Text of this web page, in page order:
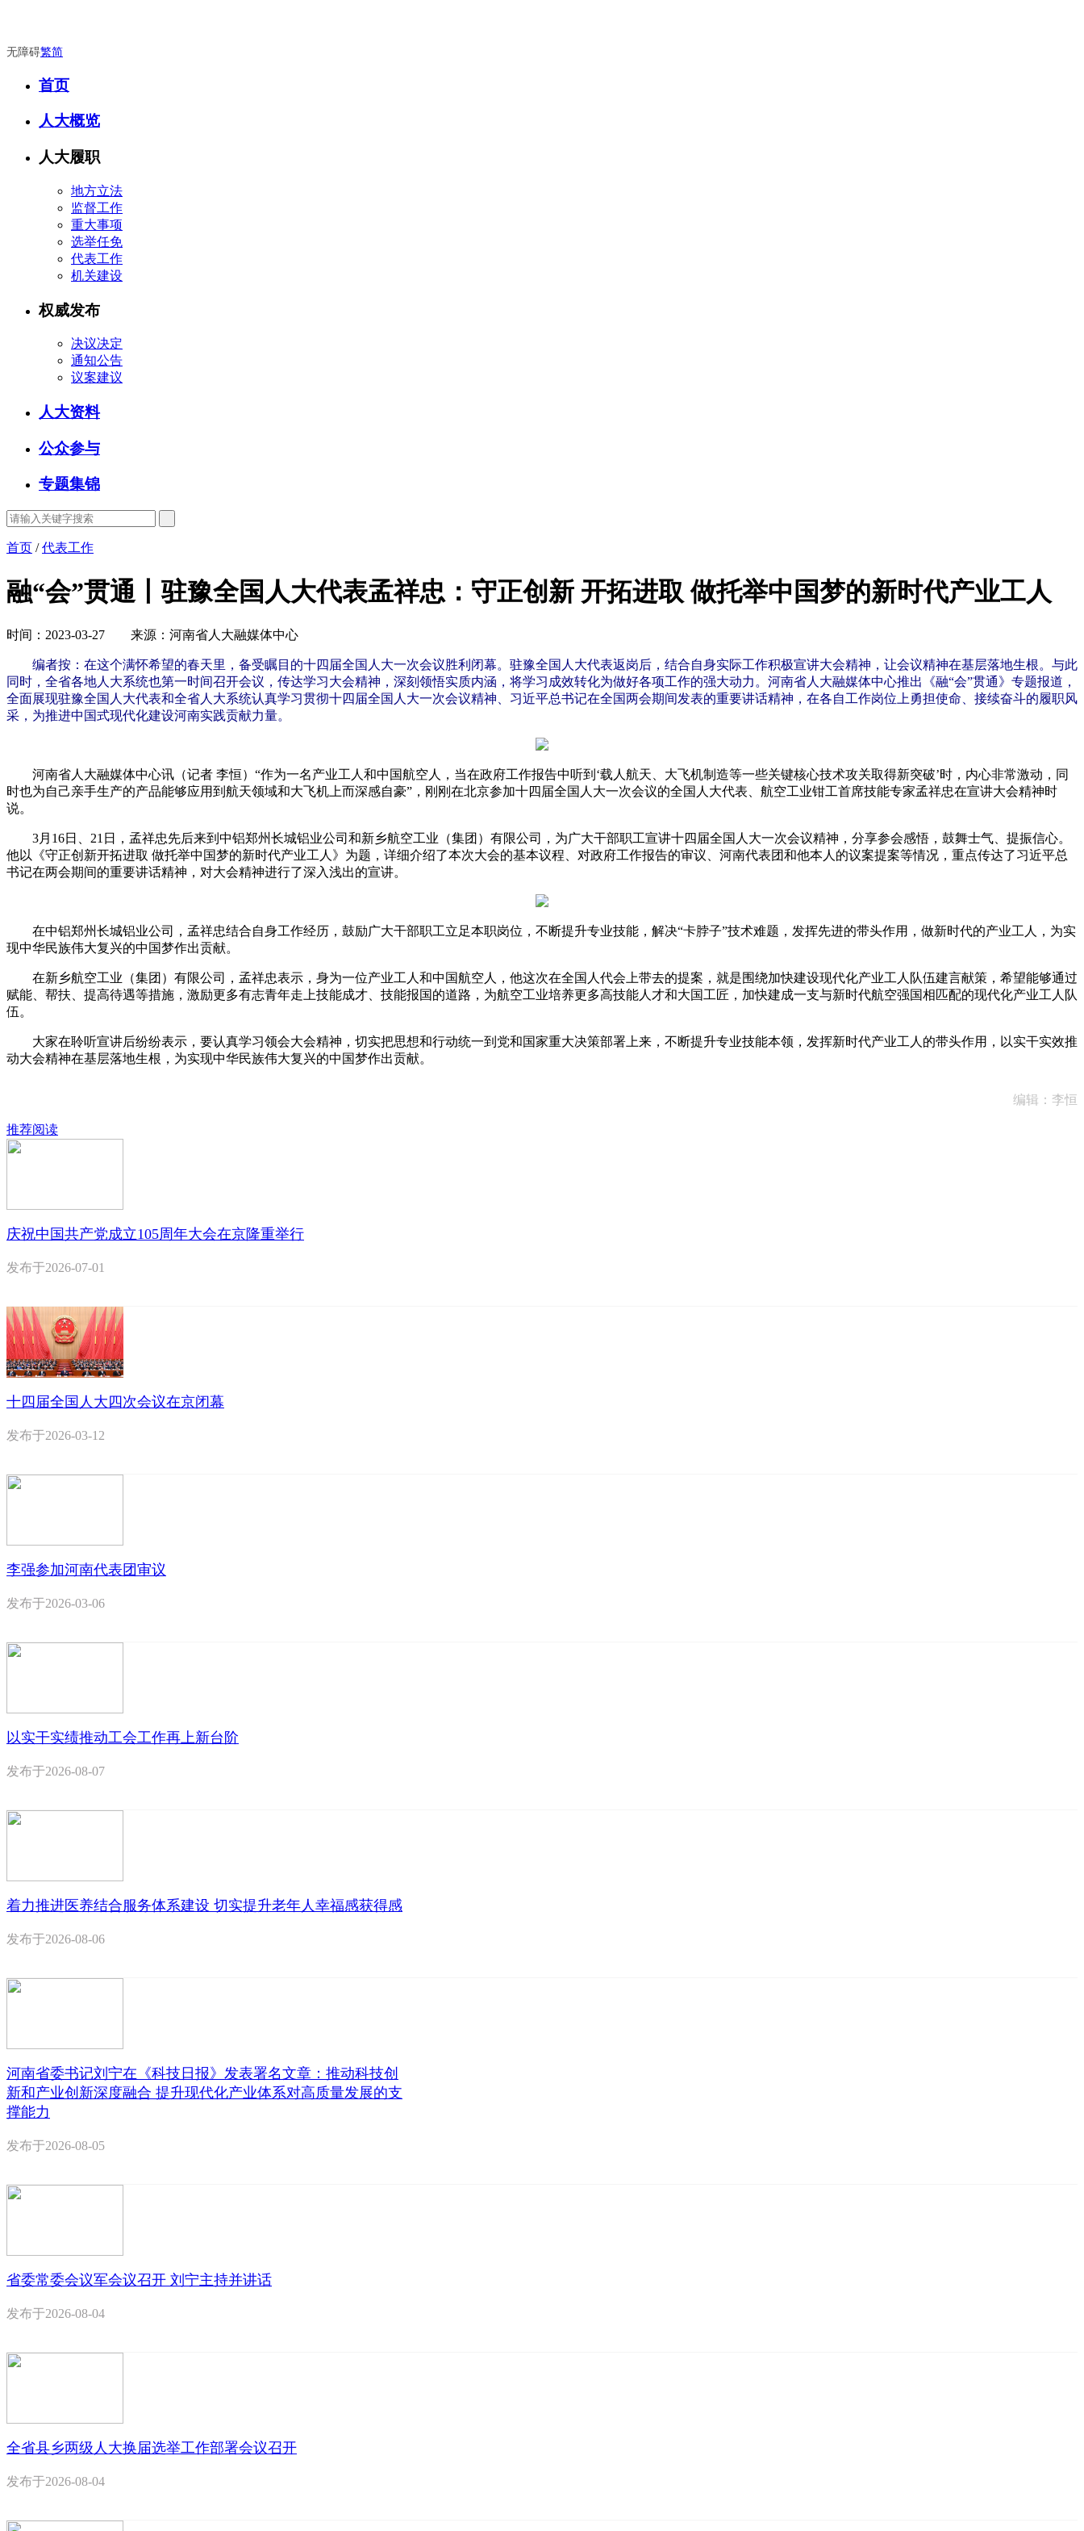
无障碍繁简
首页
人大概览
人大履职
地方立法
监督工作
重大事项
选举任免
代表工作
机关建设
权威发布
决议决定
通知公告
议案建议
人大资料
公众参与
专题集锦
首页 /代表工作
融“会”贯通丨驻豫全国人大代表孟祥忠：守正创新 开拓进取 做托举中国梦的新时代产业工人
时间：2023-03-27 来源：河南省人大融媒体中心
编者按：在这个满怀希望的春天里，备受瞩目的十四届全国人大一次会议胜利闭幕。驻豫全国人大代表返岗后，结合自身实际工作积极宣讲大会精神，让会议精神在基层落地生根。与此
同时，全省各地人大系统也第一时间召开会议，传达学习大会精神，深刻领悟实质内涵，将学习成效转化为做好各项工作的强大动力。河南省人大融媒体中心推出《融“会”贯通》专题报道，
全面展现驻豫全国人大代表和全省人大系统认真学习贯彻十四届全国人大一次会议精神、习近平总书记在全国两会期间发表的重要讲话精神，在各自工作岗位上勇担使命、接续奋斗的履职风
采，为推进中国式现代化建设河南实践贡献力量。
河南省人大融媒体中心讯（记者 李恒）“作为一名产业工人和中国航空人，当在政府工作报告中听到‘载人航天、大飞机制造等一些关键核心技术攻关取得新突破’时，内心非常激动，同
时也为自己亲手生产的产品能够应用到航天领域和大飞机上而深感自豪”，刚刚在北京参加十四届全国人大一次会议的全国人大代表、航空工业钳工首席技能专家孟祥忠在宣讲大会精神时
说。
3月16日、21日，孟祥忠先后来到中铝郑州长城铝业公司和新乡航空工业（集团）有限公司，为广大干部职工宣讲十四届全国人大一次会议精神，分享参会感悟，鼓舞士气、提振信心。
他以《守正创新开拓进取 做托举中国梦的新时代产业工人》为题，详细介绍了本次大会的基本议程、对政府工作报告的审议、河南代表团和他本人的议案提案等情况，重点传达了习近平总
书记在两会期间的重要讲话精神，对大会精神进行了深入浅出的宣讲。
在中铝郑州长城铝业公司，孟祥忠结合自身工作经历，鼓励广大干部职工立足本职岗位，不断提升专业技能，解决“卡脖子”技术难题，发挥先进的带头作用，做新时代的产业工人，为实
现中华民族伟大复兴的中国梦作出贡献。
在新乡航空工业（集团）有限公司，孟祥忠表示，身为一位产业工人和中国航空人，他这次在全国人代会上带去的提案，就是围绕加快建设现代化产业工人队伍建言献策，希望能够通过
赋能、帮扶、提高待遇等措施，激励更多有志青年走上技能成才、技能报国的道路，为航空工业培养更多高技能人才和大国工匠，加快建成一支与新时代航空强国相匹配的现代化产业工人队
伍。
大家在聆听宣讲后纷纷表示，要认真学习领会大会精神，切实把思想和行动统一到党和国家重大决策部署上来，不断提升专业技能本领，发挥新时代产业工人的带头作用，以实干实效推
动大会精神在基层落地生根，为实现中华民族伟大复兴的中国梦作出贡献。
编辑：李恒
推荐阅读
庆祝中国共产党成立105周年大会在京隆重举行
发布于2026-07-01
十四届全国人大四次会议在京闭幕
发布于2026-03-12
李强参加河南代表团审议
发布于2026-03-06
以实干实绩推动工会工作再上新台阶
发布于2026-08-07
着力推进医养结合服务体系建设 切实提升老年人幸福感获得感
发布于2026-08-06
河南省委书记刘宁在《科技日报》发表署名文章：推动科技创
新和产业创新深度融合 提升现代化产业体系对高质量发展的支
撑能力
发布于2026-08-05
省委常委会议军会议召开 刘宁主持并讲话
发布于2026-08-04
全省县乡两级人大换届选举工作部署会议召开
发布于2026-08-04